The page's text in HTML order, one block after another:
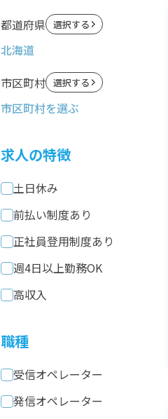
都道府県 選択する
北海道
市区町村 選択する
求人の特徴
土日休み
前払い制度あり
正社員登用制度あり
週4日以上勤務OK
高収入
職種
受信オペレーター
発信オペレーター